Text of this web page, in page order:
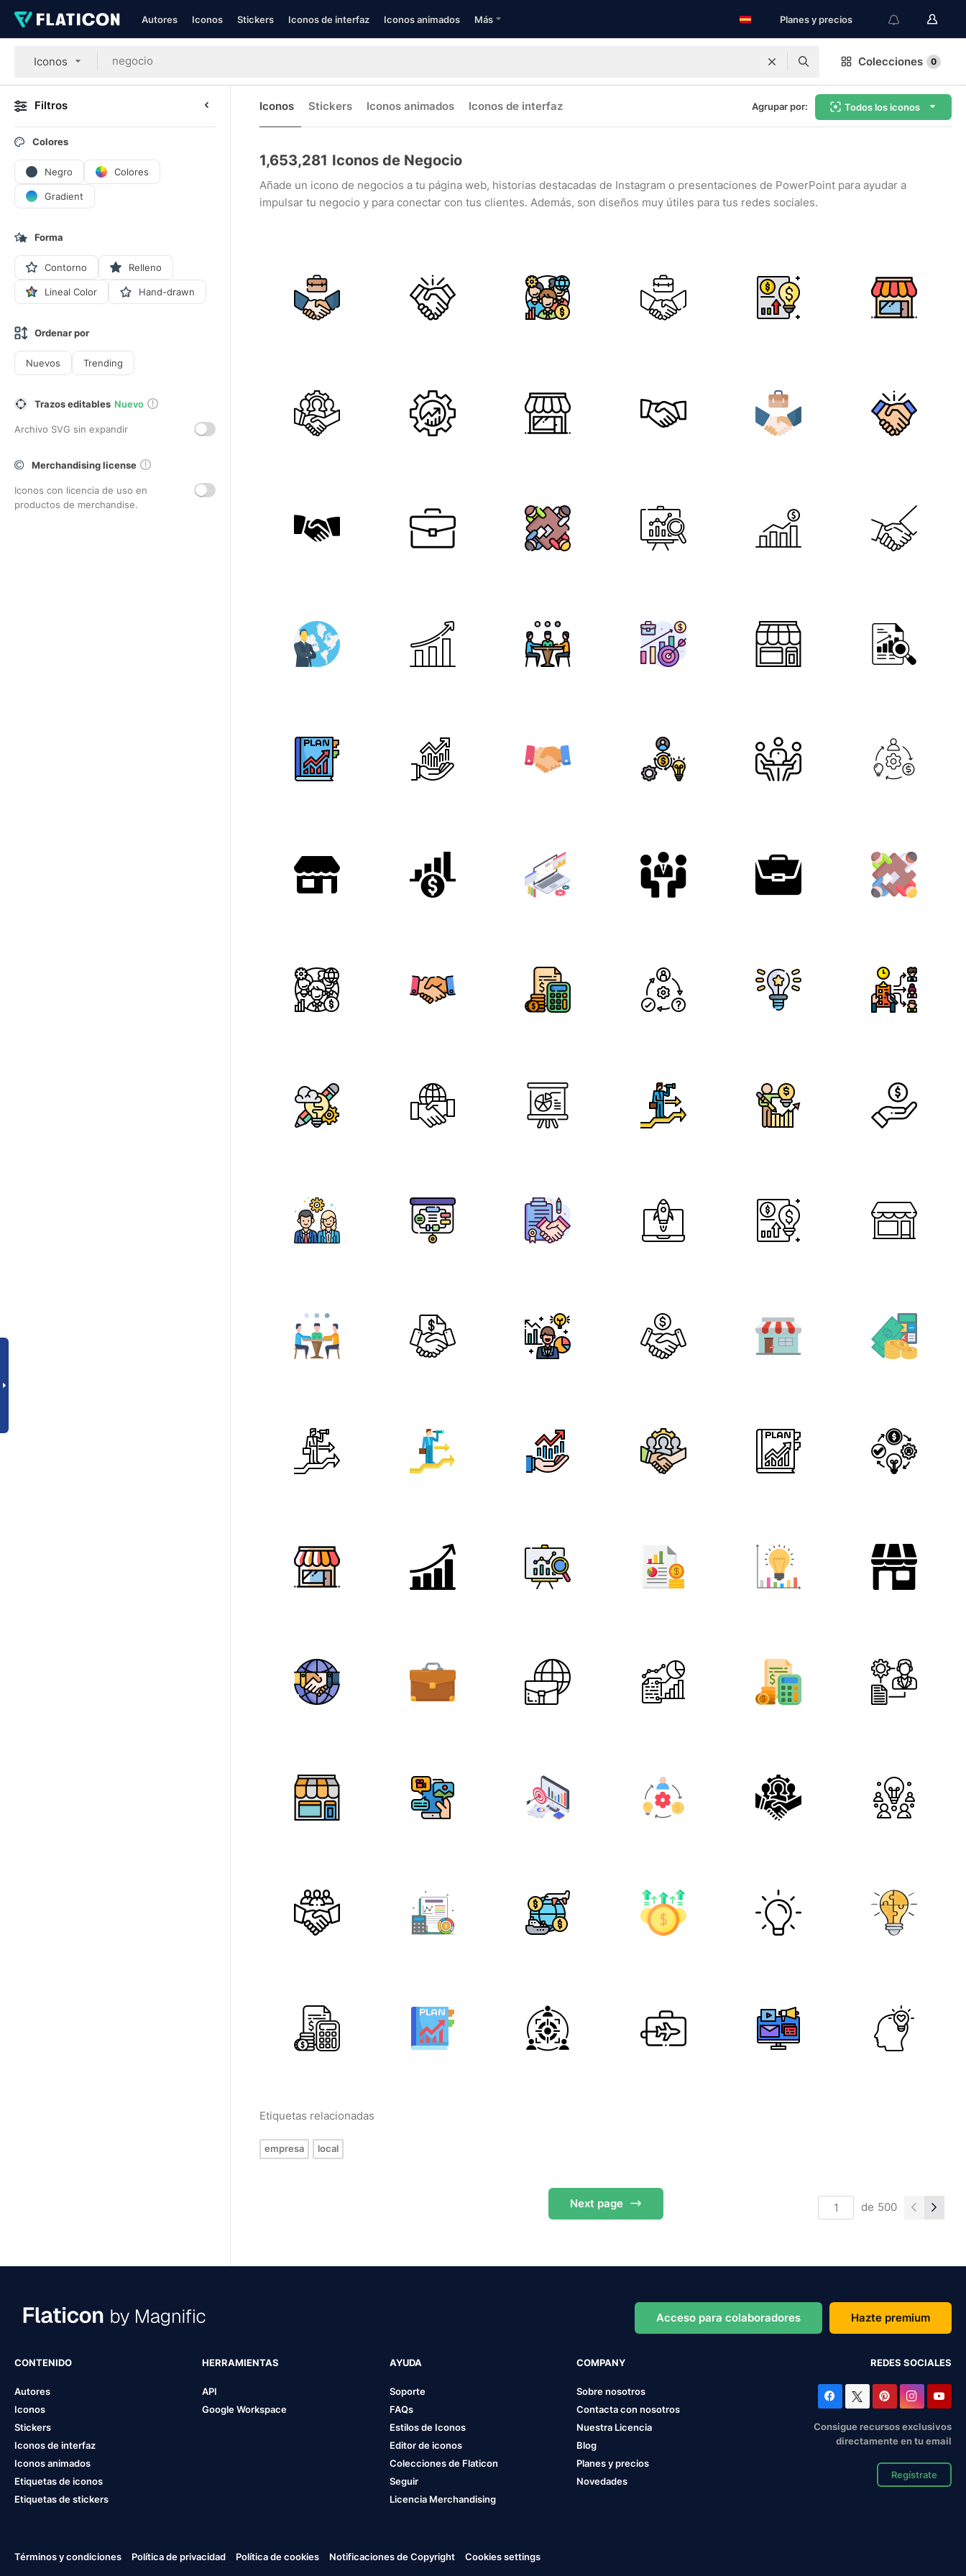
Autores Iconos Stickers Iconos de interfaz Iconos animados Más Planes y precios
Iconos Colecciones 0
Filtros
Colores
Negro Colores
Gradient
Forma
Contorno Relleno
Lineal Color Hand-drawn
Ordenar por
Nuevos Trending
Trazos editables Nuevo
Archivo SVG sin expandir
Merchandising license
Iconos con licencia de uso en
productos de merchandise.
Iconos Stickers Iconos animados Iconos de interfaz Agrupar por: Todos los iconos
1,653,281 Iconos de Negocio
Añade un icono de negocios a tu página web, historias destacadas de Instagram o presentaciones de PowerPoint para ayudar a
impulsar tu negocio y para conectar con tus clientes. Además, son diseños muy útiles para tus redes sociales.
Etiquetas relacionadas
empresa local
Next page de 500
Acceso para colaboradores Hazte premium
CONTENIDO
Autores
Iconos
Stickers
Iconos de interfaz
Iconos animados
Etiquetas de iconos
Etiquetas de stickers
HERRAMIENTAS
API
Google Workspace
AYUDA
Soporte
FAQs
Estilos de Iconos
Editor de iconos
Colecciones de Flaticon
Seguir
Licencia Merchandising
COMPANY
Sobre nosotros
Contacta con nosotros
Nuestra Licencia
Blog
Planes y precios
Novedades
REDES SOCIALES
Consigue recursos exclusivos
directamente en tu email
Regístrate
Términos y condiciones Política de privacidad Política de cookies Notificaciones de Copyright Cookies settings